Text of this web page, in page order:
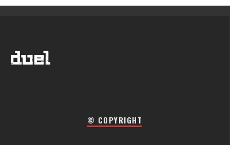
© COPYRIGHT